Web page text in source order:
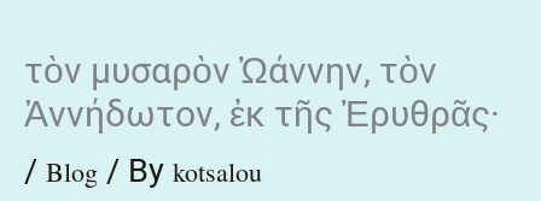
content
τὸν μυσαρὸν Ὠάννην, τὸν
Ἀννήδωτον, ἐκ τῆς Ἐρυθρᾶς·
/ Blog / By kotsalou